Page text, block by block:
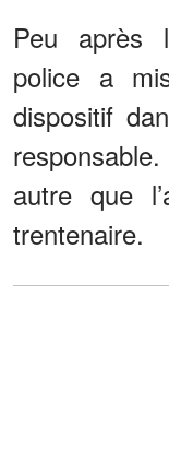
Peu après
police a
dispositif
autre que
trentenaire.